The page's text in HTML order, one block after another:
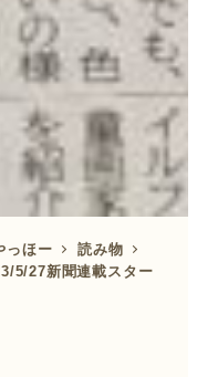
っほー
読み物
5/27新聞連載スター